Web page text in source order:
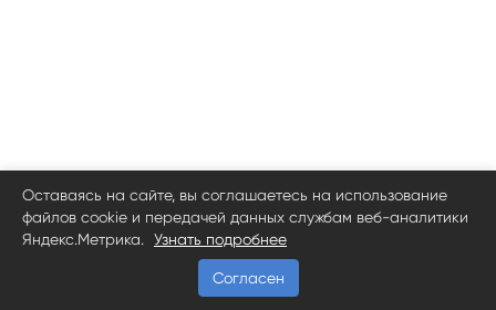
Оставаясь на сайте, вы соглашаетесь на использование
файлов cookie и передачей данных службам веб-аналитики
Яндекс.Метрика.
Узнать подробнее
Согласен